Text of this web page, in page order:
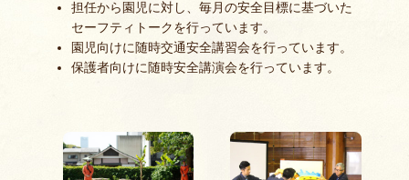
担任から園児に対し、毎月の安全目標に基づいた
セーフティトークを行っています。
園児向けに随時交通安全講習会を行っています。
保護者向けに随時安全講演会を行っています。